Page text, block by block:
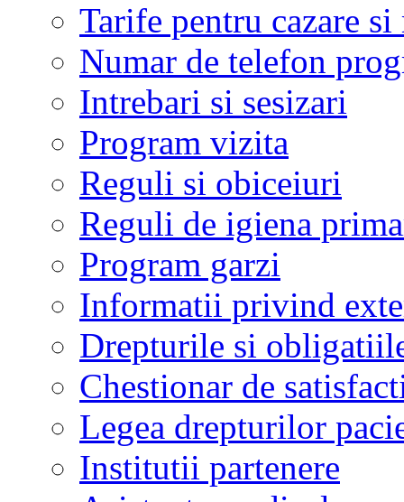
Tarife pentru cazare
Numar de telefon
Intrebari si sesizari
Program vizita
Reguli si obiceiuri
Reguli de igiena
Program garzi
Informatii privind
Drepturile si
Chestionar de
Legea drepturilor
Institutii partenere